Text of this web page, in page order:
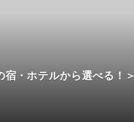
・ホテルから選べる！＞